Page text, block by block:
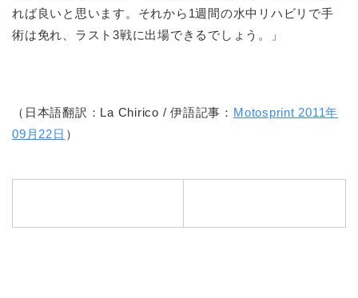
れば良いと思います。それから1週間の水中リハビリで手
術は免れ、ラスト3戦に出場できるでしょう。」
（日本語翻訳：La Chirico / 伊語記事： Motosprint 2011年
09月22日 ）